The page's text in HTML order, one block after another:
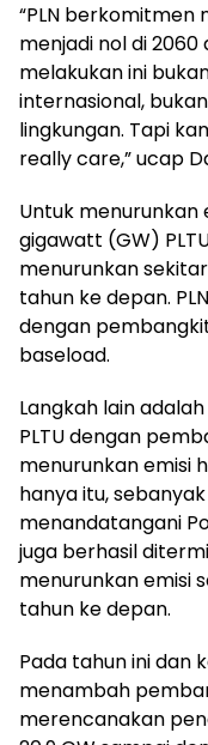
“PLN berkomitmen
menjadi nol di 2060
melakukan ini
internasional,
lingkungan. Tapi
really care,” ucap
Untuk menurunkan
gigawatt (GW)
menurunkan
tahun ke depan.
dengan
baseload.
Langkah lain
PLTU dengan
menurunkan emisi
hanya itu, sebanyak
menandatangani
juga berhasil
menurunkan emisi
tahun ke depan.
Pada tahun ini dan
menambah
merencanakan